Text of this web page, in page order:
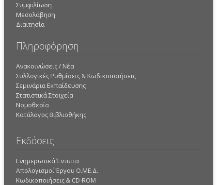
Συμφιλίωση
Μεσολάβηση
Διαιτησία
Πληροφόρηση
Ανακοινώσεις / Νέα
Συλλογικές Ρυθμίσεις & Κωδικοποιήσεις
Σεμινάρια Εκπαίδευσης
Στατιστικά Στοιχεία
Νομοθεσία
Κατάλογος Βιβλιοθήκης
Εκδόσεις
Ενημερωτικά Έντυπα
Απολογισμοί Έργου Ο.ΜΕ.Δ.
Κωδικοποιήσεις & CD-ROM